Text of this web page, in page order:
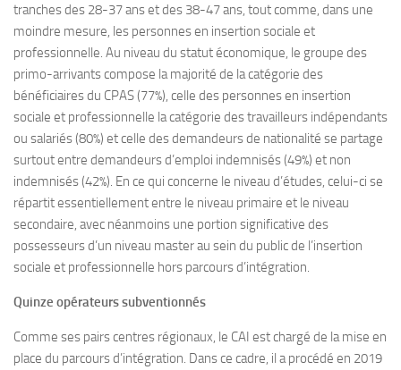
tranches des 28-37 ans et des 38-47 ans, tout comme, dans une
moindre mesure, les personnes en insertion sociale et
professionnelle. Au niveau du statut économique, le groupe des
primo-arrivants compose la majorité de la catégorie des
bénéficiaires du CPAS (77%), celle des personnes en insertion
sociale et professionnelle la catégorie des travailleurs indépendants
ou salariés (80%) et celle des demandeurs de nationalité se partage
surtout entre demandeurs d’emploi indemnisés (49%) et non
indemnisés (42%). En ce qui concerne le niveau d’études, celui-ci se
répartit essentiellement entre le niveau primaire et le niveau
secondaire, avec néanmoins une portion significative des
possesseurs d’un niveau master au sein du public de l’insertion
sociale et professionnelle hors parcours d’intégration.
Quinze opérateurs subventionnés
Comme ses pairs centres régionaux, le CAI est chargé de la mise en
place du parcours d’intégration. Dans ce cadre, il a procédé en 2019